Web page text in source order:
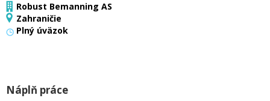
Robust Bemanning AS
Zahraničie
Plný úväzok
Náplň práce